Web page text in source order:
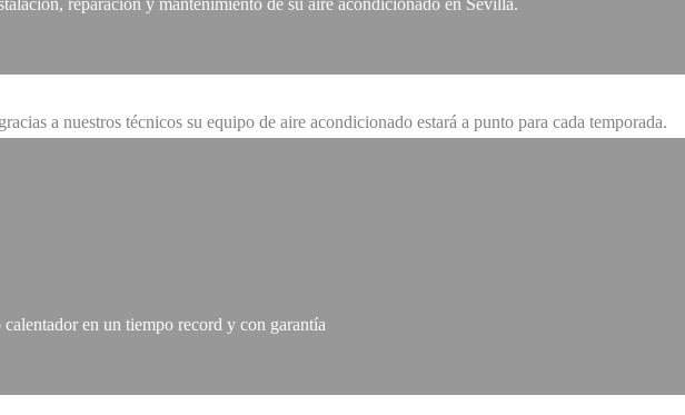
a nuestros técnicos su equipo de aire acondicionado estará a punto para cada temporada.
en un tiempo record y con garantía